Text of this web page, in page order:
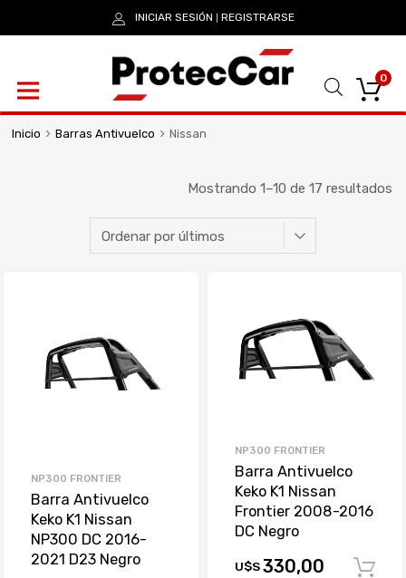
INICIAR SESIÓN REGISTRARSE
0
Inicio Barras Antivuelco Nissan
Mostrando 1–10 de 17 resultados
NP300 FRONTIER
Barra Antivuelco
Keko K1 Nissan
NP300 DC 2016-
2021 D23 Negro
NP300 FRONTIER
Barra Antivuelco
Keko K1 Nissan
Frontier 2008-2016
DC Negro
U$S330,00